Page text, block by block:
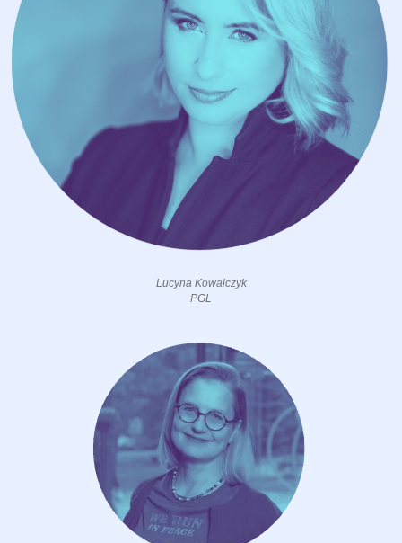
Lucyna Kowalczyk
PGL